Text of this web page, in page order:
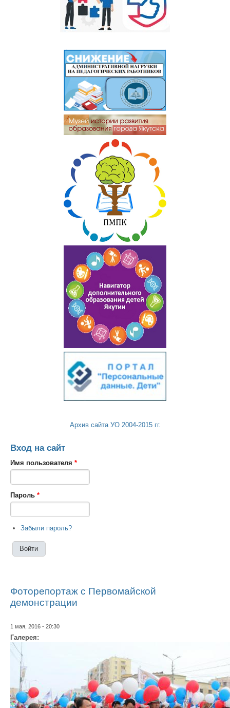
Архив сайта УО 2004-2015 гг.
Вход на сайт
Имя пользователя *
Пароль *
Забыли пароль?
Фоторепортаж с Первомайской
демонстрации
1 мая, 2016 - 20:30
Галерея: